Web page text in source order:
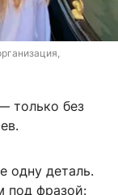
только без
одну деталь.
под фразой: